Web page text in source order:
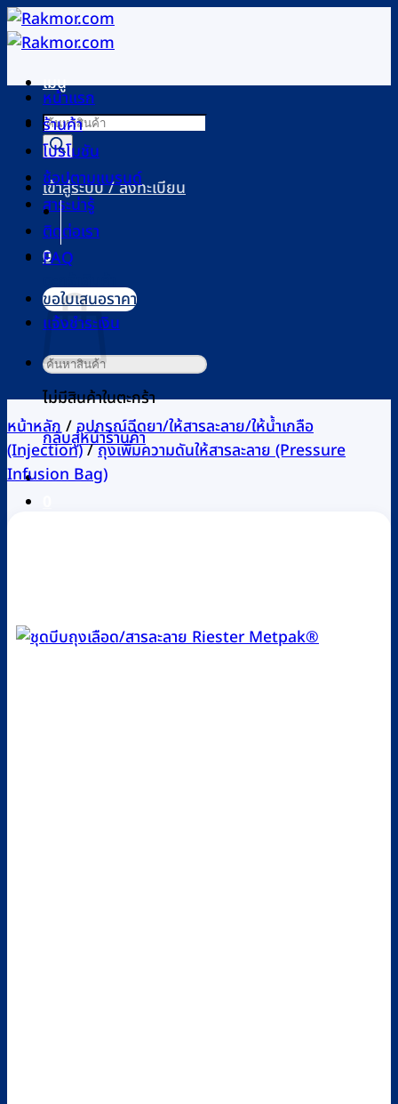
ข้าม
ไป
เนื้อหาเมนู
Products
search
เข้าสู่ระบบ / ลงทะเบียน
0
ไม่มีสินค้าในตะกร้า
กลับสู่หน้าร้านค้า
หน้าแรก
ร้านค้า
โปรโมชัน
ช้อปตามแบรนด์
สาระน่ารู้
ติดต่อเรา
FAQ
ขอใบเสนอราคา
แจ้งชำระเงิน
ค้นหา:
หน้าหลัก/อุปกรณ์ฉีดยา/ให้สารละลาย/ให้น้ำเกลือ
(Injection)/ถุงเพิ่มความดันให้สารละลาย (Pressure
Infusion Bag)